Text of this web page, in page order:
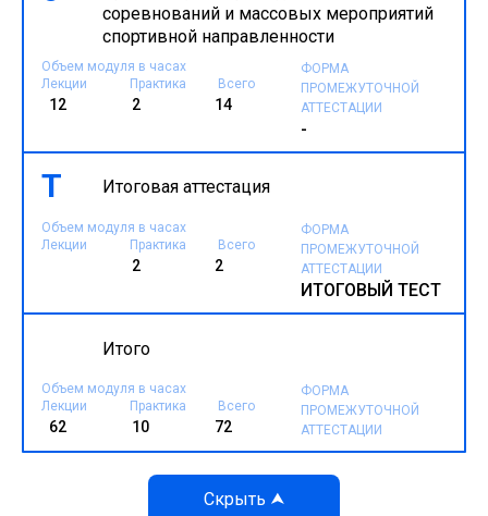
соревнований и массовых мероприятий
спортивной направленности
Объем модуля в часах
Лекции
Практика Всего
12 2 14
ФОРМА
ПРОМЕЖУТОЧНОЙ
АТТЕСТАЦИИ
-
Т Итоговая аттестация
Объем модуля в часах
Лекции
Практика Всего
2 2
ФОРМА
ПРОМЕЖУТОЧНОЙ
АТТЕСТАЦИИ
ИТОГОВЫЙ ТЕСТ
Итого
Объем модуля в часах
Лекции
Практика Всего
62 10 72
ФОРМА
ПРОМЕЖУТОЧНОЙ
АТТЕСТАЦИИ